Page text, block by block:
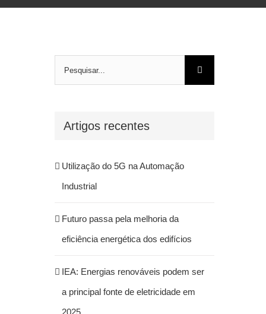
Artigos recentes
Utilização do 5G na Automação
Industrial
Futuro passa pela melhoria da
eficiência energética dos edifícios
IEA: Energias renováveis podem ser
a principal fonte de eletricidade em
2025